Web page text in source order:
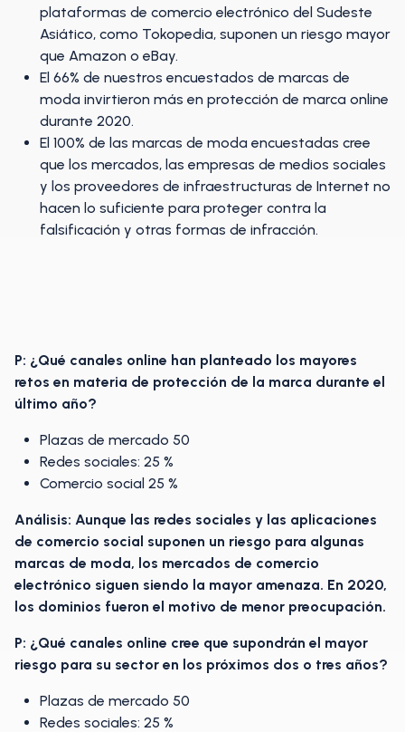
plataformas de comercio electrónico del Sudeste
Asiático, como Tokopedia, suponen un riesgo mayor
que Amazon o eBay.
El 66% de nuestros encuestados de marcas de
moda invirtieron más en protección de marca online
durante 2020.
El 100% de las marcas de moda encuestadas cree
que los mercados, las empresas de medios sociales
y los proveedores de infraestructuras de Internet no
hacen lo suficiente para proteger contra la
falsificación y otras formas de infracción.
P: ¿Qué canales online han planteado los mayores
retos en materia de protección de la marca durante el
último año?
Plazas de mercado 50
Redes sociales: 25 %
Comercio social 25 %
Análisis: Aunque las redes sociales y las aplicaciones
de comercio social suponen un riesgo para algunas
marcas de moda, los mercados de comercio
electrónico siguen siendo la mayor amenaza. En 2020,
los dominios fueron el motivo de menor preocupación.
P: ¿Qué canales online cree que supondrán el mayor
riesgo para su sector en los próximos dos o tres años?
Plazas de mercado 50
Redes sociales: 25 %